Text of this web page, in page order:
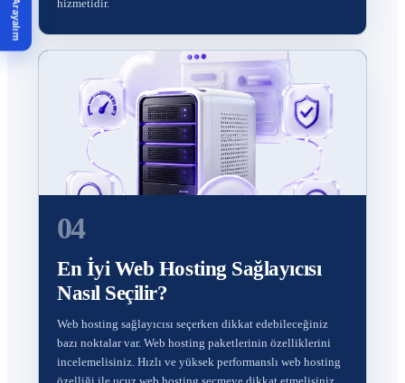
hizmetidir.
04
En İyi Web Hosting Sağlayıcısı
Nasıl Seçilir?
Web hosting sağlayıcısı seçerken dikkat edebileceğiniz
bazı noktalar var. Web hosting paketlerinin özelliklerini
incelemelisiniz. Hızlı ve yüksek performanslı web hosting